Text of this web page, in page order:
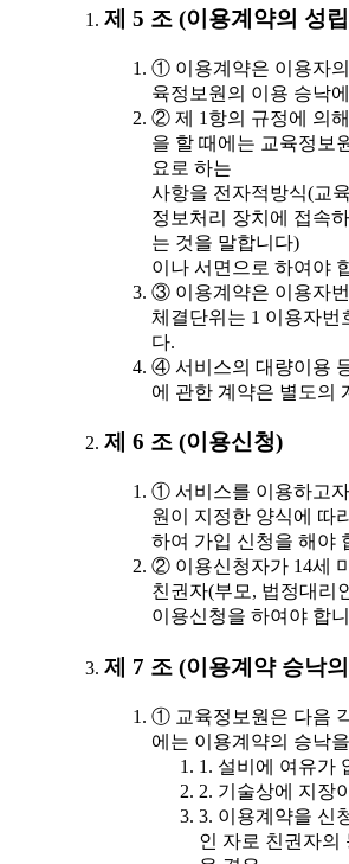
제 5 조 (이용계약의 성
① 이용계약은 이용자
육정보원의 이용 승낙
② 제 1항의 규정에 의
을 할 때에는 교육정보
요로 하는
사항을 전자적방식(교
정보처리 장치에 접속
는 것을 말합니다)
이나 서면으로 하여야
③ 이용계약은 이용자
체결단위는 1 이용자번
다.
④ 서비스의 대량이용
에 관한 계약은 별도의
제 6 조 (이용신청)
① 서비스를 이용하고
원이 지정한 양식에 따
하여 가입 신청을 해야
② 이용신청자가 14세
친권자(부모, 법정대리
이용신청을 하여야 합
제 7 조 (이용계약 승낙
① 교육정보원은 다음
에는 이용계약의 승낙
1. 설비에 여유가
2. 기술상에 지장
3. 이용계약을 신
인 자로 친권자의